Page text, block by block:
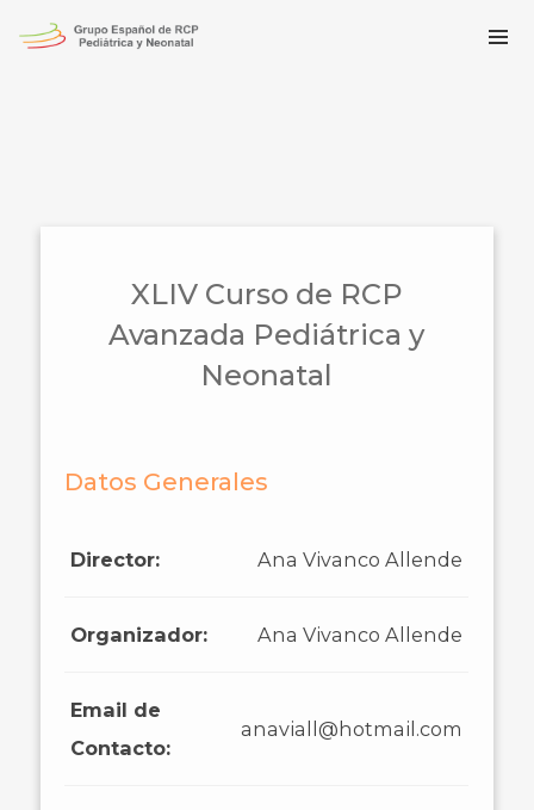
XLIV Curso de RCP
Avanzada Pediátrica y
Neonatal
Datos Generales
Director: Ana Vivanco Allende
Organizador: Ana Vivanco Allende
Email de
Contacto:
anaviall@hotmail.com